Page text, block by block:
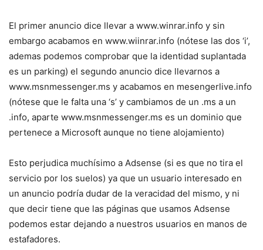
El primer anuncio dice llevar a www.winrar.info y sin
embargo acabamos en www.wiinrar.info (nótese las dos ‘i’,
ademas podemos comprobar que la identidad suplantada
es un parking) el segundo anuncio dice llevarnos a
www.msnmessenger.ms y acabamos en mesengerlive.info
(nótese que le falta una ‘s’ y cambiamos de un .ms a un
.info, aparte www.msnmessenger.ms es un dominio que
pertenece a Microsoft aunque no tiene alojamiento)
Esto perjudica muchísimo a Adsense (si es que no tira el
servicio por los suelos) ya que un usuario interesado en
un anuncio podría dudar de la veracidad del mismo, y ni
que decir tiene que las páginas que usamos Adsense
podemos estar dejando a nuestros usuarios en manos de
estafadores.